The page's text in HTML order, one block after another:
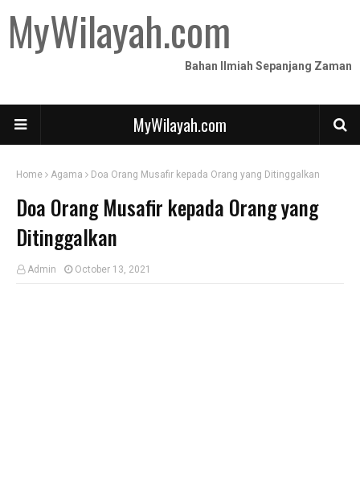
MyWilayah.com
Bahan Ilmiah Sepanjang Zaman
MyWilayah.com
Home Agama Doa Orang Musafir kepada Orang yang Ditinggalkan
Doa Orang Musafir kepada Orang yang
Ditinggalkan
Admin October 13, 2021